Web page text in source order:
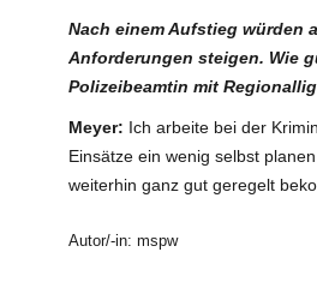
Nach einem Aufstieg würden
Anforderungen steigen. Wie
Polizeibeamtin mit
Meyer: Ich arbeite bei der
Einsätze ein wenig selbst
weiterhin ganz gut geregelt
Autor/-in: mspw